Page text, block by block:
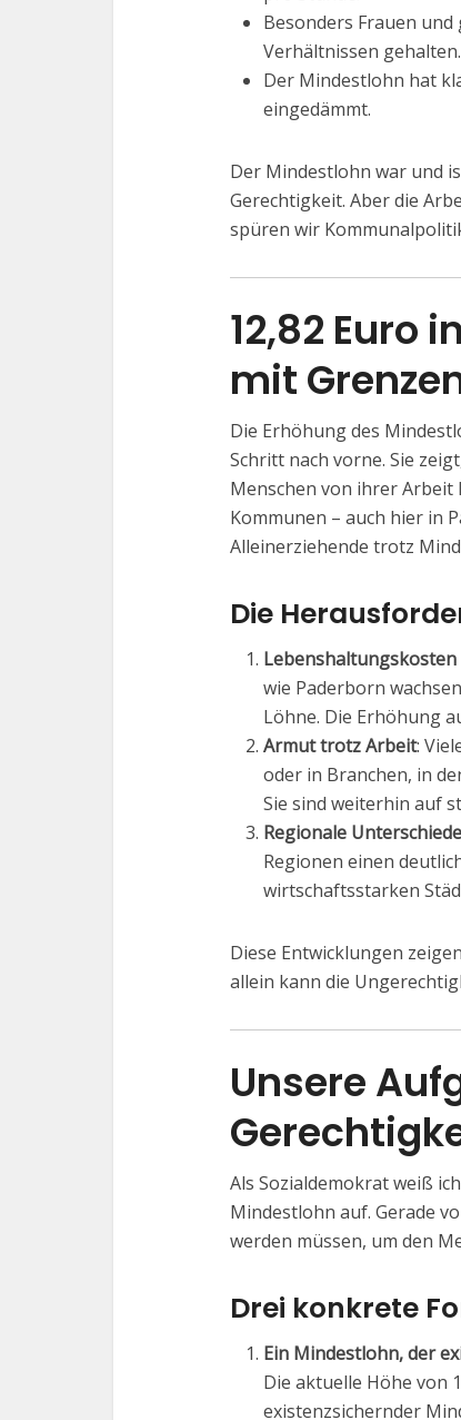
Besonders Frauen
Verhältnissen gehalten.
Der Mindestlohn hat
eingedämmt.
Der Mindestlohn war und
Gerechtigkeit. Aber die
spüren wir
12,82 Euro
mit
Die Erhöhung des
Schritt nach vorne. Sie
Menschen von ihrer Arbeit
Kommunen – auch hier in
Alleinerziehende trotz
Die
wie Paderborn
Löhne. Die Erhöhung
Armut trotz Arbeit:
oder in Branchen, in
Sie sind weiterhin auf
Regionale Unterschiede
Regionen einen
wirtschaftsstarken
Diese Entwicklungen
allein kann die
Unsere
Als Sozialdemokrat weiß
Mindestlohn auf. Gerade
werden müssen, um den
Drei konkrete
Ein Mindestlohn, der
Die aktuelle Höhe von
existenzsichernder